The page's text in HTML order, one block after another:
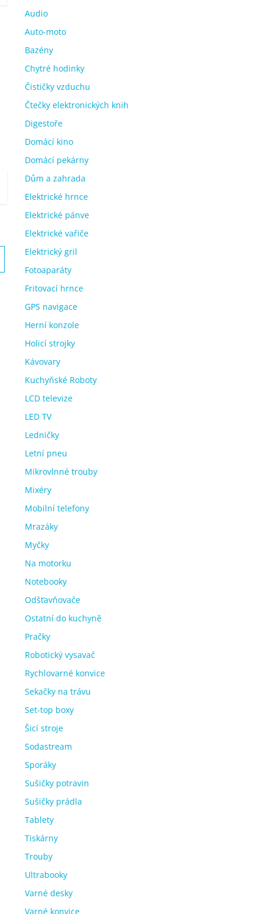
Audio
Auto-moto
Bazény
Chytré hodinky
Čističky vzduchu
Čtečky elektronických knih
Digestoře
Domácí kino
Domácí pekárny
Dům a zahrada
Elektrické hrnce
Elektrické pánve
Elektrické vařiče
Elektrický gril
Fotoaparáty
Fritovací hrnce
GPS navigace
Herní konzole
Holicí strojky
Kávovary
Kuchyňské Roboty
LCD televize
LED TV
Ledničky
Letní pneu
Mikrovlnné trouby
Mixéry
Mobilní telefony
Mrazáky
Myčky
Na motorku
Notebooky
Odšťavňovače
Ostatní do kuchyně
Pračky
Robotický vysavač
Rychlovarné konvice
Sekačky na trávu
Set-top boxy
Šicí stroje
Sodastream
Sporáky
Sušičky potravin
Sušičky prádla
Tablety
Tiskárny
Trouby
Ultrabooky
Varné desky
Varné konvice